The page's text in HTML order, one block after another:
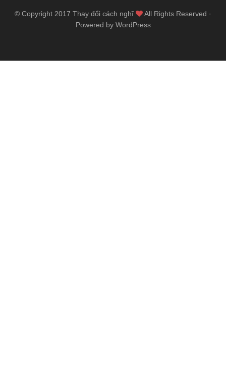
© Copyright 2017 Thay đổi cách nghĩ
All Rights Reserved ·
Powered by WordPress